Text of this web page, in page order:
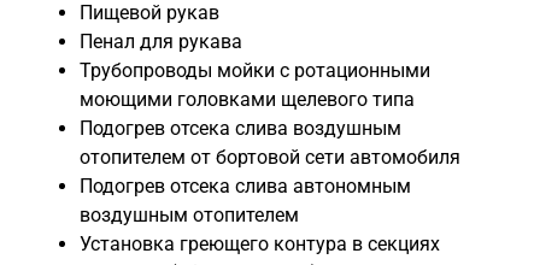
Пищевой рукав
Пенал для рукава
Трубопроводы мойки с ротационными
моющими головками щелевого типа
Подогрев отсека слива воздушным
отопителем от бортовой сети автомобиля
Подогрев отсека слива автономным
воздушным отопителем
Установка греющего контура в секциях